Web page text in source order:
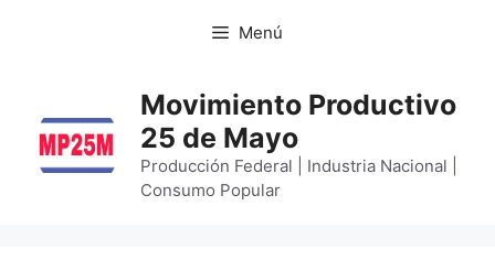
Menú
Movimiento Productivo
25 de Mayo
Producción Federal | Industria Nacional |
Consumo Popular